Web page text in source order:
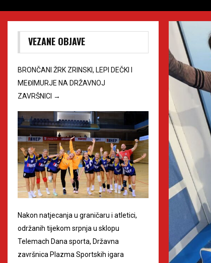
VEZANE OBJAVE
BRONČANI ŽRK ZRINSKI, LEPI DEČKI I
MEĐIMURJE NA DRŽAVNOJ
ZAVRŠNICI →
Nakon natjecanja u graničaru i atletici,
održanih tijekom srpnja u sklopu
Telemach Dana sporta, Državna
završnica Plazma Sportskih igara